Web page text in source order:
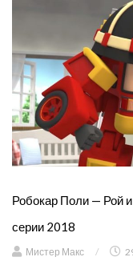
Робокар Поли — Рой
серии 2018
Мистер Макс /